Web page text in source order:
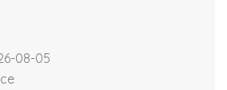
08-05